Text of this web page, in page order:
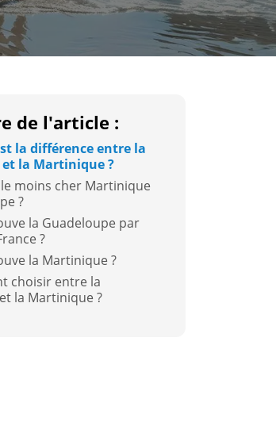
de l'article :
la différence entre la
et la Martinique ?
moins cher Martinique
?
la Guadeloupe par
?
la Martinique ?
choisir entre la
la Martinique ?